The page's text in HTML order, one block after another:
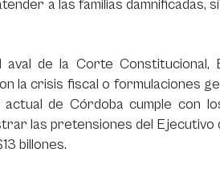
a las familias damnificadas,
de la Corte Constitucional,
la crisis fiscal o formulaciones
de Córdoba cumple con
las pretensiones del Ejecutivo
billones.